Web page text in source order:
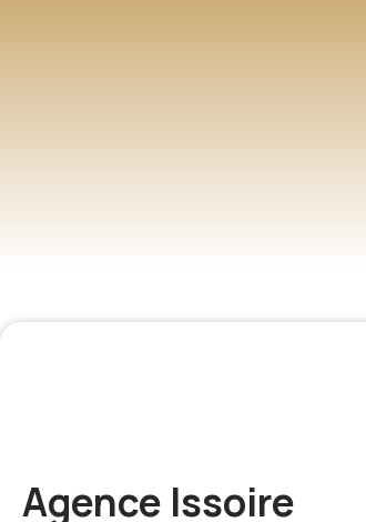
Agence Issoire